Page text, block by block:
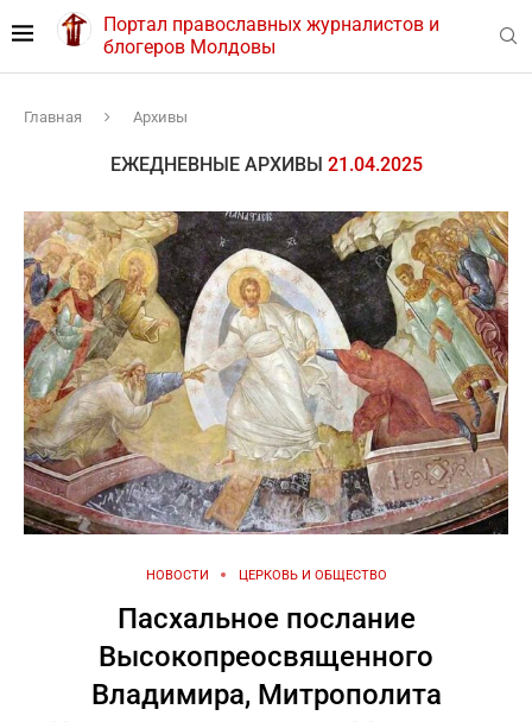
Портал православных журналистов и
блогеров Молдовы
Главная Архивы
ЕЖЕДНЕВНЫЕ АРХИВЫ 21.04.2025
НОВОСТИ ЦЕРКОВЬ И ОБЩЕСТВО
Пасхальное послание
Высокопреосвященного
Владимира, Митрополита